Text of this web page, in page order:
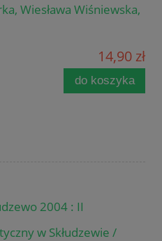
Wiesława Wiśniewska,
14,90 zł
do koszyka
2004 : II
w Skłudzewie /